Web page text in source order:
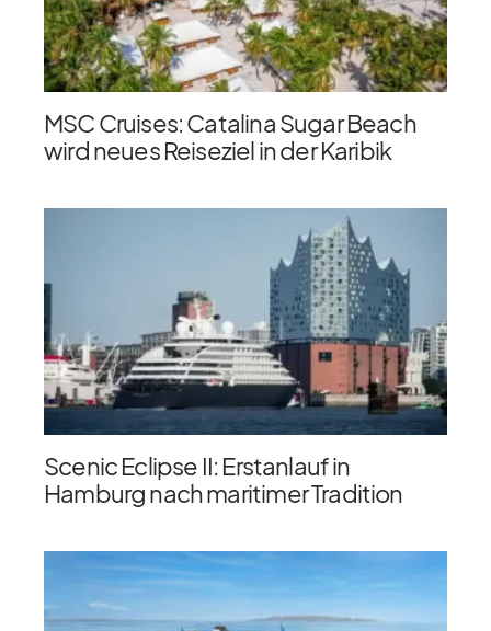
MSC Cruises: Catalina Sugar Beach
wird neues Reiseziel in der Karibik
Scenic Eclipse II: Erstanlauf in
Hamburg nach maritimer Tradition